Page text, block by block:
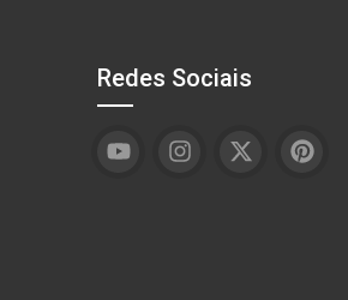
Redes Sociais